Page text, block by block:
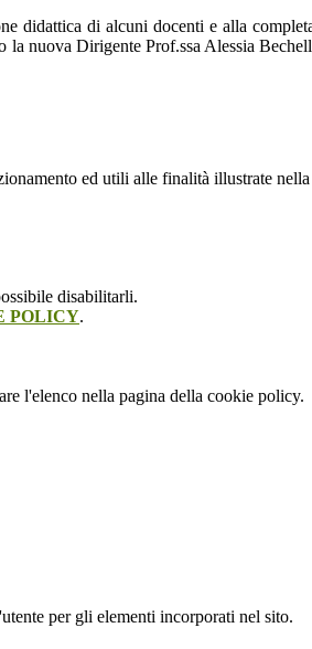
didattica di alcuni docenti e alla
nuova Dirigente Prof.ssa Alessia
ed utili alle finalità illustrate nella
disabilitarli.
POLICY.
l'elenco nella pagina della cookie policy.
per gli elementi incorporati nel sito.